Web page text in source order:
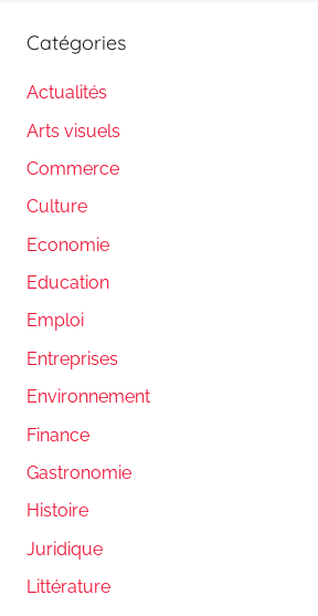
Catégories
Actualités
Arts visuels
Commerce
Culture
Economie
Education
Emploi
Entreprises
Environnement
Finance
Gastronomie
Histoire
Juridique
Littérature